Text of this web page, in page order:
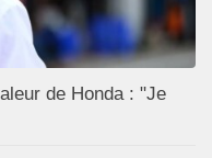
de Honda : "Je